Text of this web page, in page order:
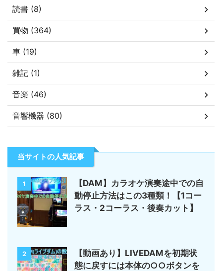
読書 (8)
買物 (364)
車 (19)
雑記 (1)
音楽 (46)
音響機器 (80)
当サイトの人気記事
1
【DAM】カラオケ演奏途中での自
動停止方法はこの3種類！【1コー
ラス・2コーラス・後奏カット】
2
【動画あり】LIVEDAMを初期状
態に戻すには本体の○○ボタンを